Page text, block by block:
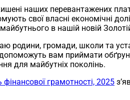
наших перевантажених
свої власні економічні
в нашій новій
родини, громади, школи та
допоможуть вам приймати
для майбутніх поколінь.
грамотності, 2025